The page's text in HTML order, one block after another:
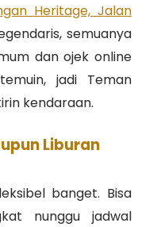
Heritage, Jalan
semuanya
dan ojek online
jadi Teman
kendaraan.
Liburan
banget. Bisa
nunggu jadwal